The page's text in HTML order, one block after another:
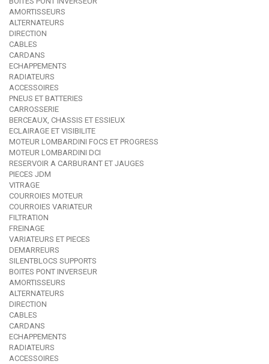
AMORTISSEURS
ALTERNATEURS
DIRECTION
CABLES
CARDANS
ECHAPPEMENTS
RADIATEURS
ACCESSOIRES
PNEUS ET BATTERIES
CARROSSERIE
BERCEAUX, CHASSIS ET ESSIEUX
ECLAIRAGE ET VISIBILITE
MOTEUR LOMBARDINI FOCS ET PROGRESS
MOTEUR LOMBARDINI DCI
RESERVOIR A CARBURANT ET JAUGES
PIECES JDM
VITRAGE
COURROIES MOTEUR
COURROIES VARIATEUR
FILTRATION
FREINAGE
VARIATEURS ET PIECES
DEMARREURS
SILENTBLOCS SUPPORTS
BOITES PONT INVERSEUR
AMORTISSEURS
ALTERNATEURS
DIRECTION
CABLES
CARDANS
ECHAPPEMENTS
RADIATEURS
ACCESSOIRES